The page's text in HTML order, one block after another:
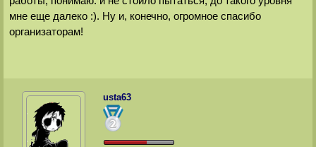
мне еще далеко :). Ну и, конечно, огромное спасибо
организаторам!
usta63